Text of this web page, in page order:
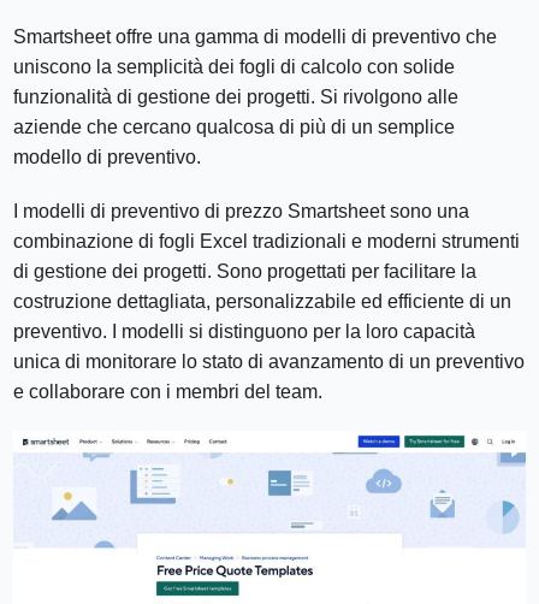
Smartsheet offre una gamma di modelli di preventivo che
uniscono la semplicità dei fogli di calcolo con solide
funzionalità di gestione dei progetti. Si rivolgono alle
aziende che cercano qualcosa di più di un semplice
modello di preventivo.
I modelli di preventivo di prezzo Smartsheet sono una
combinazione di fogli Excel tradizionali e moderni strumenti
di gestione dei progetti. Sono progettati per facilitare la
costruzione dettagliata, personalizzabile ed efficiente di un
preventivo. I modelli si distinguono per la loro capacità
unica di monitorare lo stato di avanzamento di un preventivo
e collaborare con i membri del team.